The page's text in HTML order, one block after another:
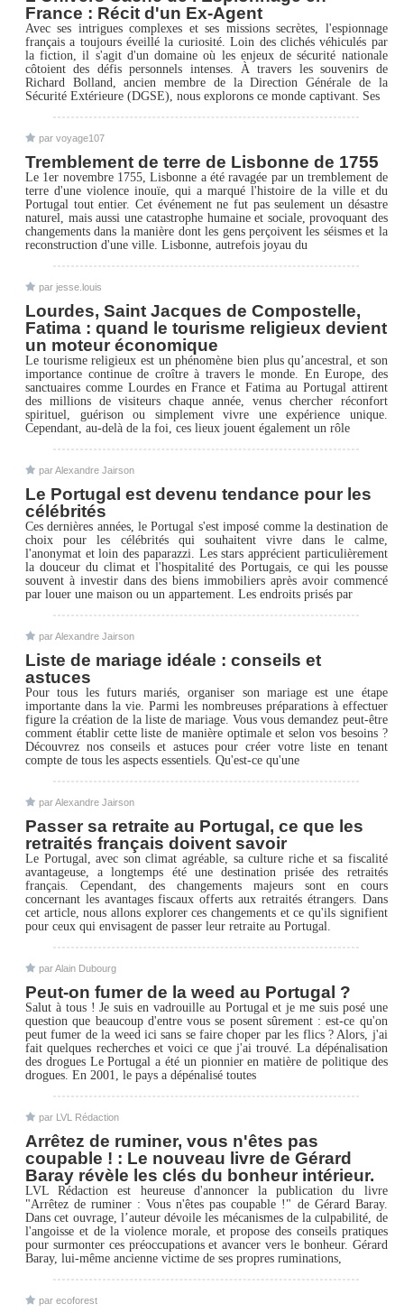
France : Récit d'un Ex-Agent
Avec ses intrigues complexes et ses missions secrètes, l'espionnage
français a toujours éveillé la curiosité. Loin des clichés véhiculés par
la fiction, il s'agit d'un domaine où les enjeux de sécurité nationale
côtoient des défis personnels intenses. À travers les souvenirs de
Richard Bolland, ancien membre de la Direction Générale de la
Sécurité Extérieure (DGSE), nous explorons ce monde captivant. Ses
par voyage107
Tremblement de terre de Lisbonne de 1755
Le 1er novembre 1755, Lisbonne a été ravagée par un tremblement de
terre d'une violence inouïe, qui a marqué l'histoire de la ville et du
Portugal tout entier. Cet événement ne fut pas seulement un désastre
naturel, mais aussi une catastrophe humaine et sociale, provoquant des
changements dans la manière dont les gens perçoivent les séismes et la
reconstruction d'une ville. Lisbonne, autrefois joyau du
par jesse.louis
Lourdes, Saint Jacques de Compostelle,
Fatima : quand le tourisme religieux devient
un moteur économique
Le tourisme religieux est un phénomène bien plus qu’ancestral, et son
importance continue de croître à travers le monde. En Europe, des
sanctuaires comme Lourdes en France et Fatima au Portugal attirent
des millions de visiteurs chaque année, venus chercher réconfort
spirituel, guérison ou simplement vivre une expérience unique.
Cependant, au-delà de la foi, ces lieux jouent également un rôle
par Alexandre Jairson
Le Portugal est devenu tendance pour les
célébrités
Ces dernières années, le Portugal s'est imposé comme la destination de
choix pour les célébrités qui souhaitent vivre dans le calme,
l'anonymat et loin des paparazzi. Les stars apprécient particulièrement
la douceur du climat et l'hospitalité des Portugais, ce qui les pousse
souvent à investir dans des biens immobiliers après avoir commencé
par louer une maison ou un appartement. Les endroits prisés par
par Alexandre Jairson
Liste de mariage idéale : conseils et
astuces
Pour tous les futurs mariés, organiser son mariage est une étape
importante dans la vie. Parmi les nombreuses préparations à effectuer
figure la création de la liste de mariage. Vous vous demandez peut-être
comment établir cette liste de manière optimale et selon vos besoins ?
Découvrez nos conseils et astuces pour créer votre liste en tenant
compte de tous les aspects essentiels. Qu'est-ce qu'une
par Alexandre Jairson
Passer sa retraite au Portugal, ce que les
retraités français doivent savoir
Le Portugal, avec son climat agréable, sa culture riche et sa fiscalité
avantageuse, a longtemps été une destination prisée des retraités
français. Cependant, des changements majeurs sont en cours
concernant les avantages fiscaux offerts aux retraités étrangers. Dans
cet article, nous allons explorer ces changements et ce qu'ils signifient
pour ceux qui envisagent de passer leur retraite au Portugal.
par Alain Dubourg
Peut-on fumer de la weed au Portugal ?
Salut à tous ! Je suis en vadrouille au Portugal et je me suis posé une
question que beaucoup d'entre vous se posent sûrement : est-ce qu'on
peut fumer de la weed ici sans se faire choper par les flics ? Alors, j'ai
fait quelques recherches et voici ce que j'ai trouvé. La dépénalisation
des drogues Le Portugal a été un pionnier en matière de politique des
drogues. En 2001, le pays a dépénalisé toutes
par LVL Rédaction
Arrêtez de ruminer, vous n'êtes pas
coupable ! : Le nouveau livre de Gérard
Baray révèle les clés du bonheur intérieur.
LVL Rédaction est heureuse d'annoncer la publication du livre
"Arrêtez de ruminer : Vous n'êtes pas coupable !" de Gérard Baray.
Dans cet ouvrage, l’auteur dévoile les mécanismes de la culpabilité, de
l'angoisse et de la violence morale, et propose des conseils pratiques
pour surmonter ces préoccupations et avancer vers le bonheur. Gérard
Baray, lui-même ancienne victime de ses propres ruminations,
par ecoforest